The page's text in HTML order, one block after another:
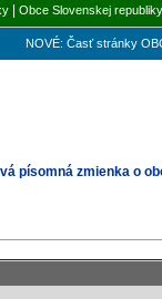
| Obce Slovenskej republiky
NOVÉ: Časť stránky
písomná zmienka o